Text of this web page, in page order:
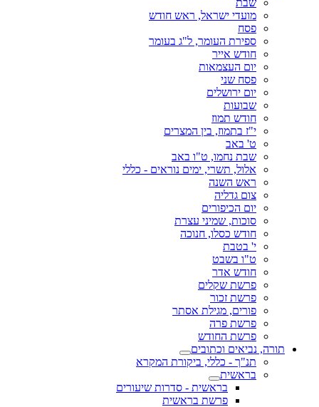
שבת
מועדי ישראל, ראש חודש
פסח
ספירת העומר, ל"ג בעומר
חודש אייר
יום העצמאות
פסח שני
יום ירושלים
שבועות
חודש תמוז
י"ז בתמוז, בין המצרים
ט' באב
שבת נחמו, ט"ו באב
אלול, תשרי, ימים נוראים - כללי
ראש השנה
צום גדליה
יום הכיפורים
סוכות, שמיני עצרת
חודש כסלו, חנוכה
י' בטבת
ט"ו בשבט
חודש אדר
פרשת שקלים
פרשת זכור
פורים, מגילת אסתר
פרשת פרה
פרשת החודש
תורה, נביאים וכתובים
תנ"ך - כללי, ביקורת המקרא
בראשית
בראשית - סדרות שיעורים
פרשת בראשית